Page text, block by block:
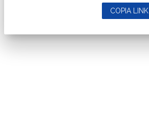
COPIA LINK